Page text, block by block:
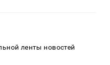
ленты новостей